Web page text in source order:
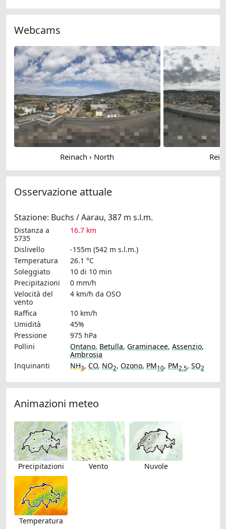
Webcams
Reinach › North
Osservazione attuale
Stazione: Buchs / Aarau, 387 m s.l.m.
Distanza a
5735
16.7 km
Dislivello
-155m (542 m s.l.m.)
Temperatura
26.1 °C
Soleggiato
10 di 10 min
Precipitazioni
0 mm/h
Velocità del
vento
4 km/h da OSO
Raffica
10 km/h
Umidità
45%
Pressione
975 hPa
Pollini
Ontano, Betulla, Graminacee, Assenzio,
Ambrosia
Inquinanti
NH3, CO, NO2, Ozono, PM10, PM2.5, SO2
Animazioni meteo
Precipitazioni Vento Nuvole
Temperatura